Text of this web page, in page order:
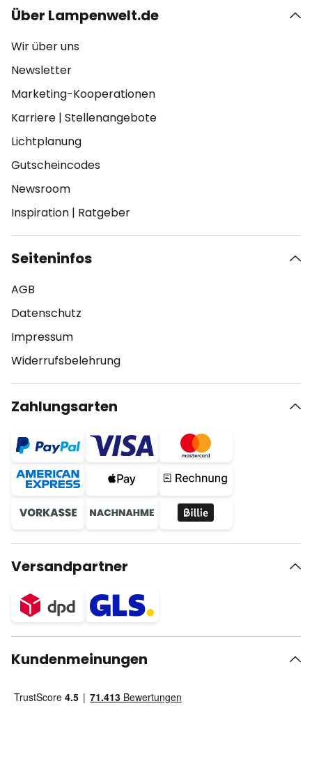
Über Lampenwelt.de
Wir über uns
Newsletter
Marketing-Kooperationen
Karriere | Stellenangebote
Lichtplanung
Gutscheincodes
Newsroom
Inspiration | Ratgeber
Seiteninfos
AGB
Datenschutz
Impressum
Widerrufsbelehrung
Zahlungsarten
Versandpartner
Kundenmeinungen